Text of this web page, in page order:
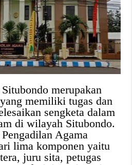
merupakan
memiliki tugas dan
sengketa dalam
di wilayah Situbondo.
Agama
lima komponen yaitu
juru sita, petugas